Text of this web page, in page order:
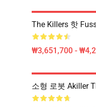
The Killers 핫
₩3,651,700 -
소형 로봇 Akiller